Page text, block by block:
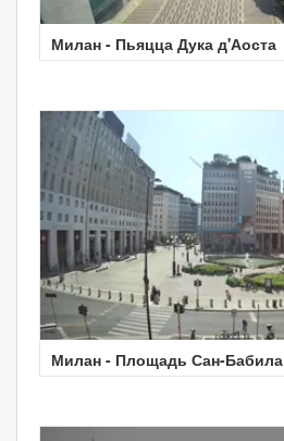
Милан - Пьяцца Дука д'Аоста
Милан - Площадь Сан-Бабила